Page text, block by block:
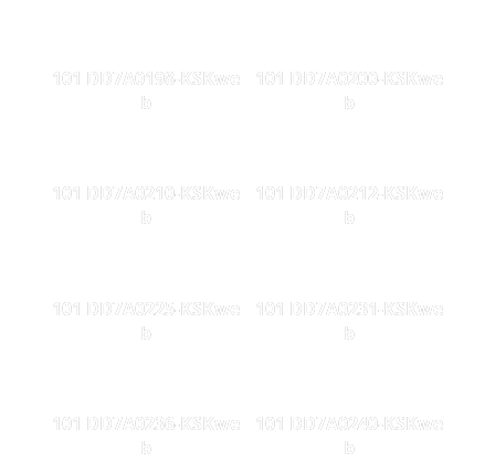
101 DD7A0198-KSKwe
b
101 DD7A0200-KSKwe
b
101 DD7A0210-KSKwe
b
101 DD7A0212-KSKwe
b
101 DD7A0225-KSKwe
b
101 DD7A0231-KSKwe
b
101 DD7A0236-KSKwe
b
101 DD7A0240-KSKwe
b